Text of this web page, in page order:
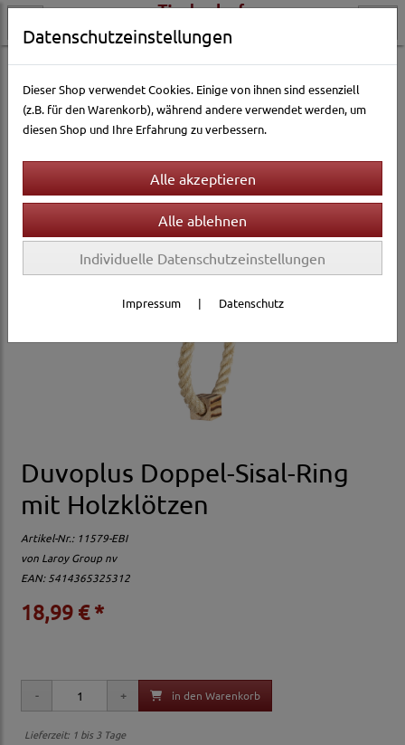
Vogelwelt Ausstattung & Zubehör Spielzeug
Duvoplus Doppel-Sisal-Ring
mit Holzklötzen
Artikel-Nr.: 11579-EBI
von Laroy Group nv
EAN: 5414365325312
18,99 € *
in den Warenkorb
Lieferzeit: 1 bis 3 Tage
Datenschutzeinstellungen
Dieser Shop verwendet Cookies. Einige von ihnen sind essenziell
(z.B. für den Warenkorb), während andere verwendet werden, um
diesen Shop und Ihre Erfahrung zu verbessern.
Individuelle Datenschutzeinstellungen
Impressum | Datenschutz